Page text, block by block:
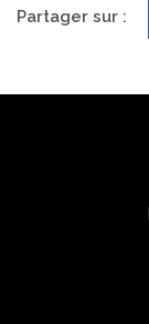
Partager sur :